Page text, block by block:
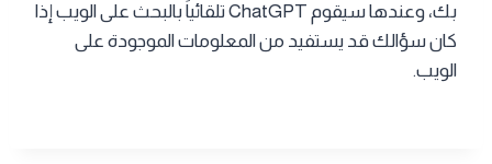
بك، وعندها سيقوم ChatGPT تلقائياً بالبحث على الويب إذا
كان سؤالك قد يستفيد من المعلومات الموجودة على
الويب.